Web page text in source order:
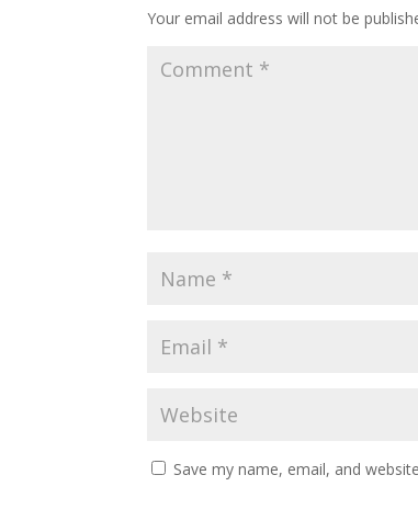
Your email address will not be
Save my name, email, and